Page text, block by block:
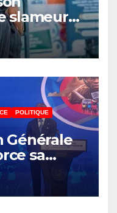
slameur
Bernard
solidarité
études
POLITIQUE
Générale
sa
pour
des